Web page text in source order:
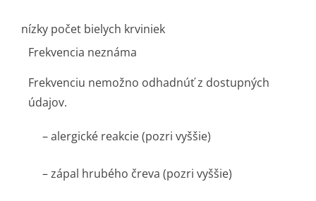
nízky počet bielych krviniek
Frekvencia neznáma
Frekvenciu nemožno odhadnúť z dostupných
údajov.
– alergické reakcie (pozri vyššie)
– zápal hrubého čreva (pozri vyššie)